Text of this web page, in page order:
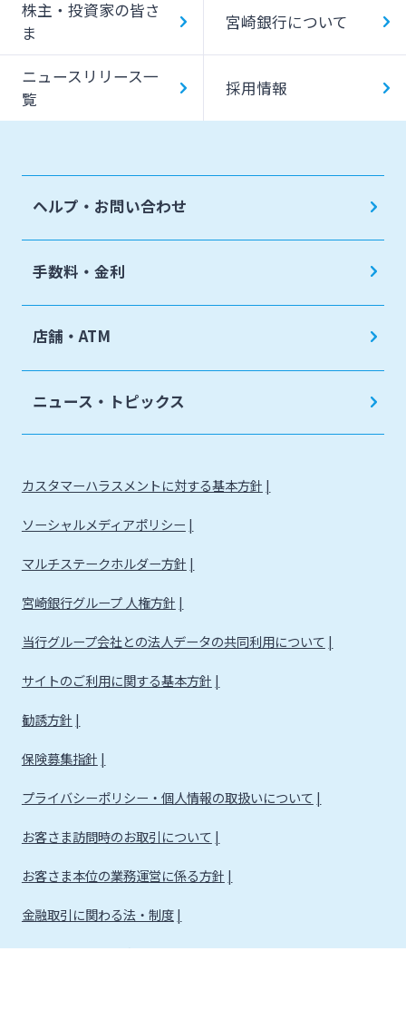
株主・投資家の皆さ
ま
宮崎銀行について
ニュースリリース一
覧
採用情報
ヘルプ・お問い合わせ
手数料・金利
店舗・ATM
ニュース・トピックス
カスタマーハラスメントに対する基本方針
ソーシャルメディアポリシー
マルチステークホルダー方針
宮崎銀行グループ 人権方針
当行グループ会社との法人データの共同利用について
サイトのご利用に関する基本方針
勧誘方針
保険募集指針
プライバシーポリシー・個人情報の取扱いについて
お客さま訪問時のお取引について
お客さま本位の業務運営に係る方針
金融取引に関わる法・制度
金融取引に関わる方針